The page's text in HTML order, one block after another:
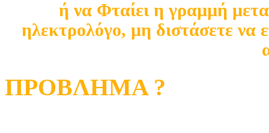
ή να Φταίει η γραµµή
ηλεκτρολόγο, μη διστάσετε να
ΠΡΟΒΛΗΜΑ ?